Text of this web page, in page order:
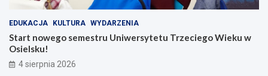
EDUKACJA KULTURA WYDARZENIA
Start nowego semestru Uniwersytetu Trzeciego Wieku w
Osielsku!
4 sierpnia 2026